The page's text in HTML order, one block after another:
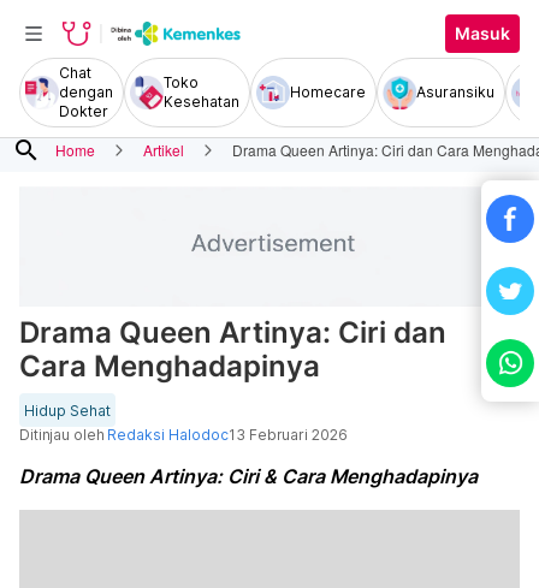
Masuk
Chat
dengan
Dokter
Toko
Kesehatan
Homecare Asuransiku
search Home Artikel Drama Queen Artinya: Ciri dan Cara
Drama Queen Artinya: Ciri dan
Cara Menghadapinya
Hidup Sehat
Ditinjau oleh Redaksi Halodoc13 Februari 2026
Drama Queen Artinya: Ciri & Cara Menghadapinya